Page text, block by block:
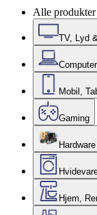
Alle produkter
TV, Lyd
Mobil,
Gaming
Hardware
Hjem,